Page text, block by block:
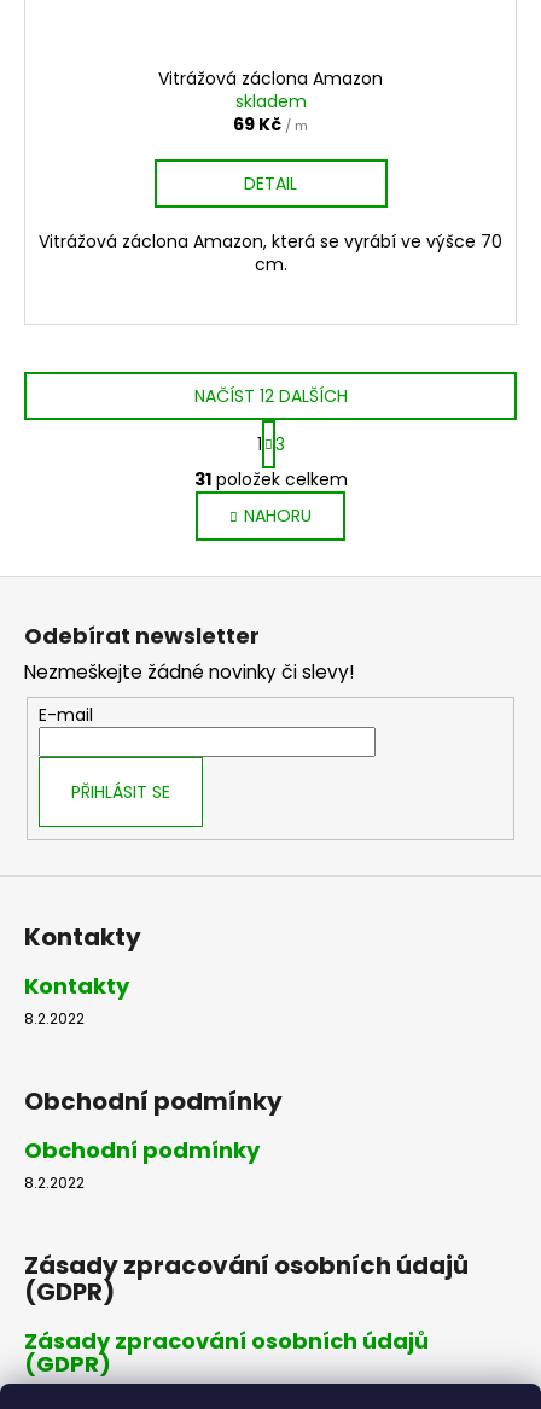
Vitrážová záclona Amazon
skladem
69 Kč / m
DETAIL
Vitrážová záclona Amazon, která se vyrábí ve výšce 70
cm.
O
v
l
á
d
p
r
v
k
ý
NAČÍST 12 DALŠÍCH
S
t
r
á
n
k
o
í
1 3
31položek celkem
NAHORU
Z
Odebírat newsletter
Nezmeškejte žádné novinky či slevy!
E-mail
PŘIHLÁSIT SE
Kontakty
Kontakty
8.2.2022
Obchodní podmínky
Obchodní podmínky
8.2.2022
Zásady zpracování osobních údajů
(GDPR)
Zásady zpracování osobních údajů
(GDPR)